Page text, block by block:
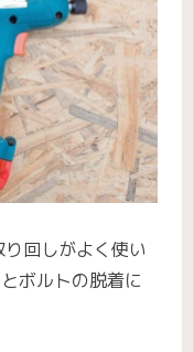
回しがよく使い
ボルトの脱着に